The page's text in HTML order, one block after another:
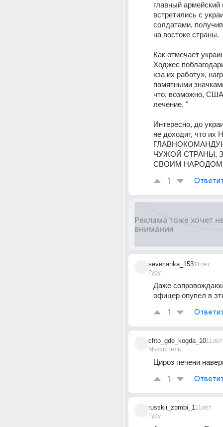
главный армейский
встретились с
солдатами,
на востоке страны.
Как отмечает
Ходжес
«за их работу»,
памятными
что, возможно,
лечение. "
Интересно, до
не доходит, что
ЧУЖОЙ СТРАНЫ,
СВОИМ
1
severianka_153
Гуру
11лет
Даже
офицер опупел в
1
chto_gde_kogda_10
Мыслитель
11лет
Цироз печени
1
russkii_zombi_1
Гуру
11лет